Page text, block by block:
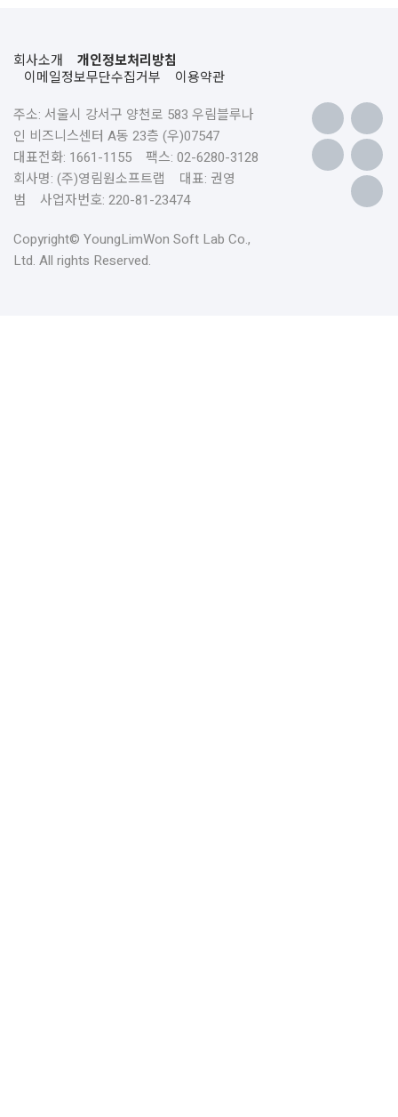
회사소개
개인정보처리방침
이메일정보무단수집거부
이용약관
주소: 서울시 강서구 양천로 583 우림블루나
인 비즈니스센터 A동 23층 (우)07547
대표전화: 1661-1155 팩스: 02-6280-3128
회사명: (주)영림원소프트랩 대표: 권영
범 사업자번호: 220-81-23474
Copyright© YoungLimWon Soft Lab Co.,
Ltd. All rights Reserved.